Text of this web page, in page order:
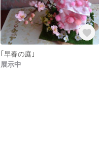
｢早春の庭｣
展示中